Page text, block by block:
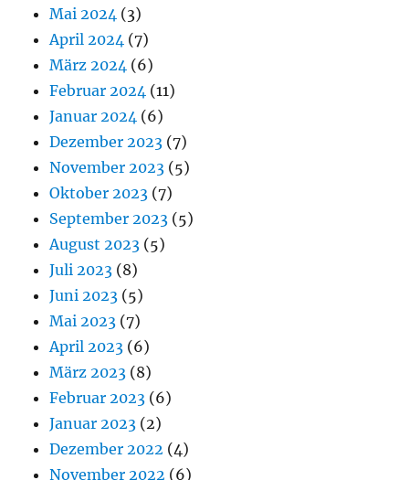
Mai 2024 (3)
April 2024 (7)
März 2024 (6)
Februar 2024 (11)
Januar 2024 (6)
Dezember 2023 (7)
November 2023 (5)
Oktober 2023 (7)
September 2023 (5)
August 2023 (5)
Juli 2023 (8)
Juni 2023 (5)
Mai 2023 (7)
April 2023 (6)
März 2023 (8)
Februar 2023 (6)
Januar 2023 (2)
Dezember 2022 (4)
November 2022 (6)